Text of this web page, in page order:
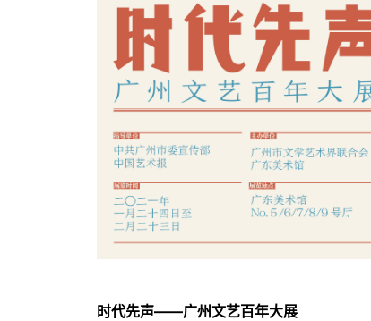
时代先声——广州文艺百年大展